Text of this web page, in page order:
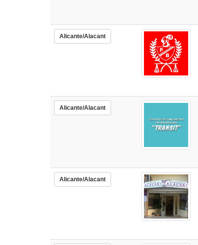
Alicante/Alacant
Alicante/Alacant
Alicante/Alacant